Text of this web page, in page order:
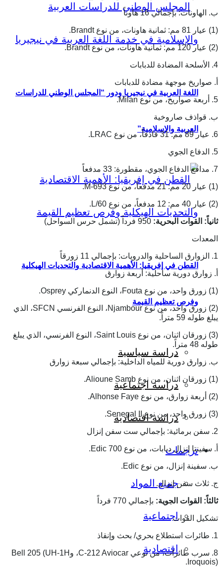
اللغة العربية في نيجيريا ودور “المجلس الوطني للدراسات
العربية والإسلامية”
القطن في إفريقيا: الأهمية الاقتصادية والتحديات الهيكلية
وفرص تعظيم القيمة
دراسة سياسية
دراسة اجتماعية
دراسة اقتصادية
ترجمات
جميع المواد
اجتماعية
اقتصادية
ب. الهاونات: بإجمالي 16 هاوناً
(1) عيار 81 مم: ثمانية هاونات، من نوع Brandt.
(2) عيار 120 مم: ثمانية هاونات، من نوع Brandt.
4. الأسلحة المضادة للدبابات
أ. صواريخ موجهة مضادة للدبابات
5. أربعة صواريخ، من نوع Milan.
ب. قواذف صاروخية
6. عيار 89 مم: 31 قاذفاً، من نوع LRAC.
5. الدفاع الجوي
7. مدافع الدفاع الجوي، مقطورة: 33 مدفعاً
(1) عيار 20 مم: 21 مدفعاً، من نوع M-693.
(2) عيار 40 مم: 12 مدفعاً، من نوع L/60.
ثانياً: القوات البحرية:
المعدات
1. الزوارق الساحلية والدرويات: بإجمالي 11 زورقاً
أ. زوارق دورية ساحلية: أربعة زوارق
(1) زورق واحد، من نوع Fouta، النوع الدنماركي Osprey.
(2) زورق واحد، من نوع Njambour، النوع الفرنسي SFCN، الذي
يبلغ طوله 59 متراً.
(3) زورقان اثنان، من نوع Saint Louis، النوع الفرنسي، الذي يبلغ
طوله 48 متراً.
ب. زوارق دورية للمياه الداخلية: بإجمالي سبعة زوارق
(1) زورقان اثنان، من نوع Alioune Samb.
(2) أربعة زوارق، من نوع Alhonse Faye.
(3) زورق واحد، من نوع Senegal II.
2. سفن برمائية: بإجمالي ست سفن إنزال
أ. سفينتا إنزال دبابات، من نوع Edic 700.
ب. سفينة إنزال، من نوع Edic.
ج. ثلاث سفن إنزال.
ثالثاً: القوات الجوية: بإجمالي 770 فرداً
تشكيل القوات
1. طائرات استطلاع بحري/ بحث وإنقاذ
8. سرب طائرات، من نوعي C-212 Aviocar، وBell 205 (UH-1H
Iroquois).